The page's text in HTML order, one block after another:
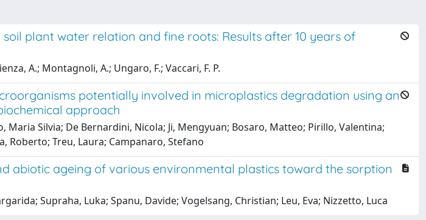
plant water relation and fine roots: Results after 10 years of
A.; Montagnoli, A.; Ungaro, F.; Vaccari, F. P.
potentially involved in microplastics degradation using an
approach
Maria Silvia; De Bernardini, Nicola; Ji, Mengyuan; Bosaro, Matteo; Pirillo, Valentina;
Roberto; Treu, Laura; Campanaro, Stefano
abiotic ageing of various environmental plastics toward the sorption
Supraha, Luka; Spanu, Davide; Vogelsang, Christian; Leu, Eva; Nizzetto, Luca